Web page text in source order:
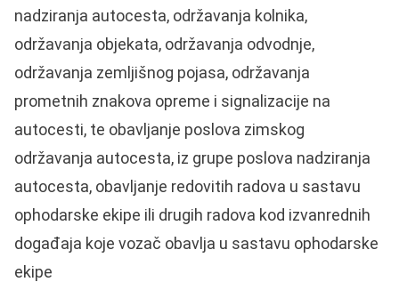
nadziranja autocesta, održavanja kolnika,
održavanja objekata, održavanja odvodnje,
održavanja zemljišnog pojasa, održavanja
prometnih znakova opreme i signalizacije na
autocesti, te obavljanje poslova zimskog
održavanja autocesta, iz grupe poslova nadziranja
autocesta, obavljanje redovitih radova u sastavu
ophodarske ekipe ili drugih radova kod izvanrednih
događaja koje vozač obavlja u sastavu ophodarske
ekipe